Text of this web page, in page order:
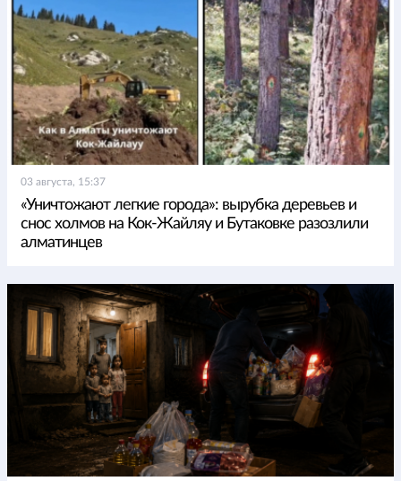
03 августа, 15:37
«Уничтожают легкие города»: вырубка деревьев и
снос холмов на Кок-Жайляу и Бутаковке разозлили
алматинцев